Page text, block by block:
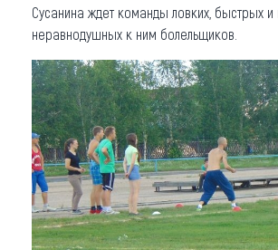
Сусанина ждет команды ловких, быстрых и
неравнодушных к ним болельщиков.